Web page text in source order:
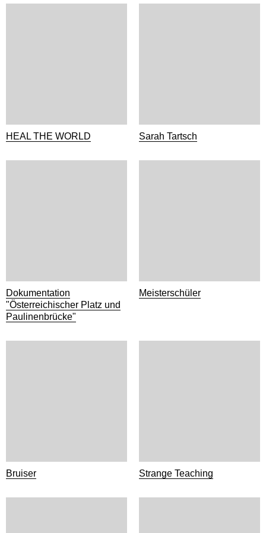
HEAL THE WORLD Sarah Tartsch
Dokumentation
"Österreichischer Platz und
Paulinenbrücke"
Meisterschüler
Bruiser Strange Teaching